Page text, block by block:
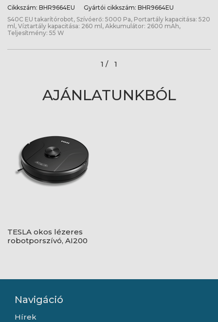
Cikkszám: BHR9664EU Gyártói cikkszám: BHR9664EU
S40C EU takarítórobot, Szívóerő: 5000 Pa, Portartály kapacitása: 520
ml, Víztartály kapacitása: 260 ml, Akkumulátor: 2600 mAh,
Teljesítmény: 55 W
1 / 1
AJÁNLATUNKBÓL
TESLA okos lézeres
robotporszívó, AI200
Navigáció
Hírek